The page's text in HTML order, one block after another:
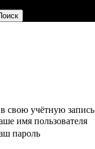
свою учётную запись
имя пользователя
пароль